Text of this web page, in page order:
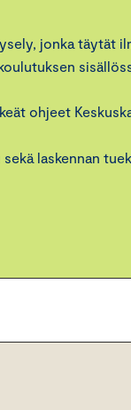
jonka täytät
ohjeet
laskennan